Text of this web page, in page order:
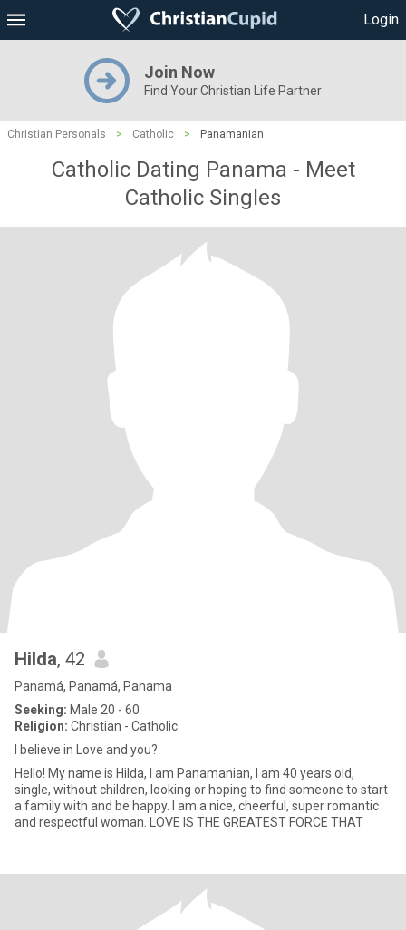
Login
Join Now
Find Your Christian Life Partner
Christian Personals > Catholic > Panamanian
Catholic Dating Panama - Meet
Catholic Singles
Hilda, 42
Panamá, Panamá, Panama
Seeking: Male 20 - 60
Religion: Christian - Catholic
I believe in Love and you?
Hello! My name is Hilda, I am Panamanian, I am 40 years old,
single, without children, looking or hoping to find someone to start
a family with and be happy. I am a nice, cheerful, super romantic
and respectful woman. LOVE IS THE GREATEST FORCE THAT